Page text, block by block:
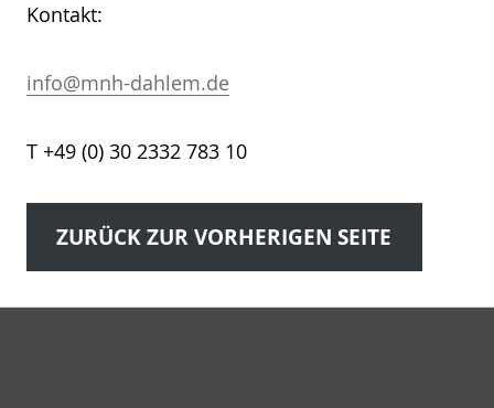
Kontakt:
info@mnh-dahlem.de
T +49 (0) 30 2332 783 10
ZURÜCK ZUR VORHERIGEN SEITE